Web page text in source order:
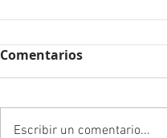
Comentarios
Escribir un comentario...